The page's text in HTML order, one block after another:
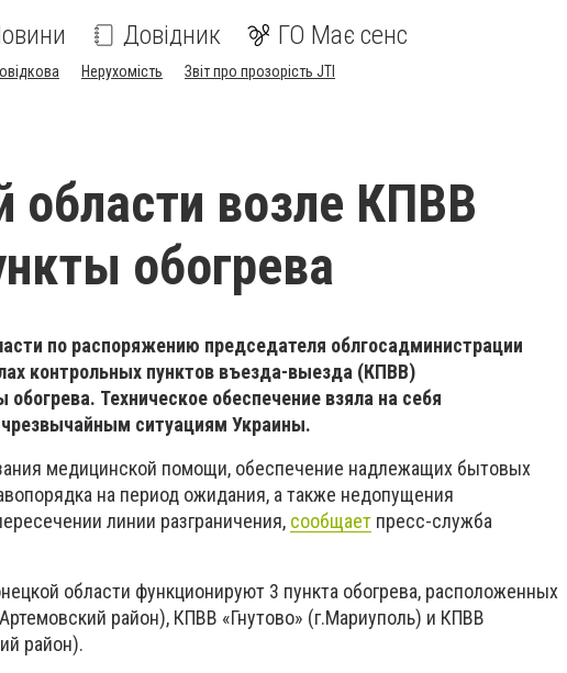
Довідник ГО Має сенс
Нерухомість Звіт про прозорість JTI
области возле КПВВ
обогрева
по распоряжению председателя облгосадминистрации
контрольных пунктов въезда-выезда (КПВВ)
Техническое обеспечение взяла на себя
ситуациям Украины.
медицинской помощи, обеспечение надлежащих бытовых
на период ожидания, а также недопущения
линии разграничения, сообщает пресс-служба
области функционируют 3 пункта обогрева, расположенных
район), КПВВ «Гнутово» (г.Мариуполь) и КПВВ
район).